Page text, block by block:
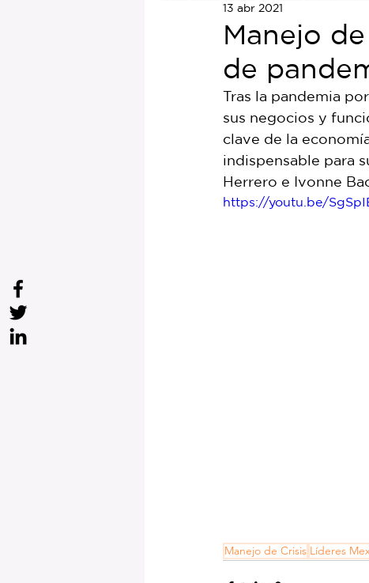
Manejo
de
13 abr 2021
Tras la pandemia por
sus negocios y
clave de la
indispensable para
Herrero e Ivonne
https://youtu.be/
Manejo de Crisis Líderes